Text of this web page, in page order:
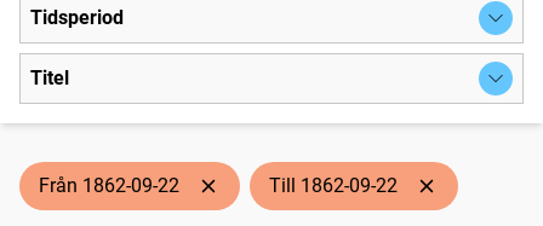
Tidsperiod
Titel
Från 1862-09-22 Till 1862-09-22